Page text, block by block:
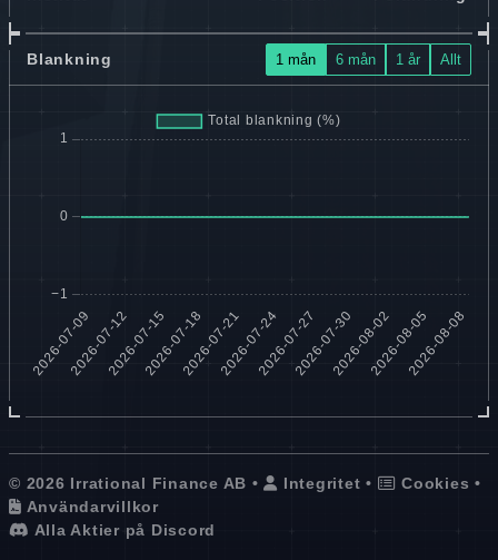
Blankning 1 mån 6 mån 1 år Allt
© 2026 Irrational Finance AB • Integritet • Cookies •
Användarvillkor
Alla Aktier på Discord